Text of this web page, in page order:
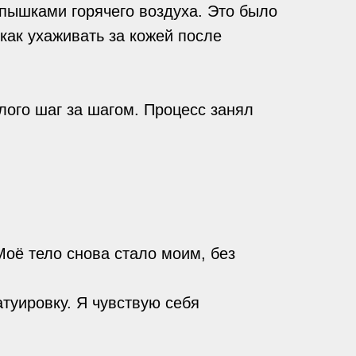
горячего воздуха. Это было
ухаживать за кожей после
шаг за шагом. Процесс занял
тело снова стало моим, без
Я чувствую себя